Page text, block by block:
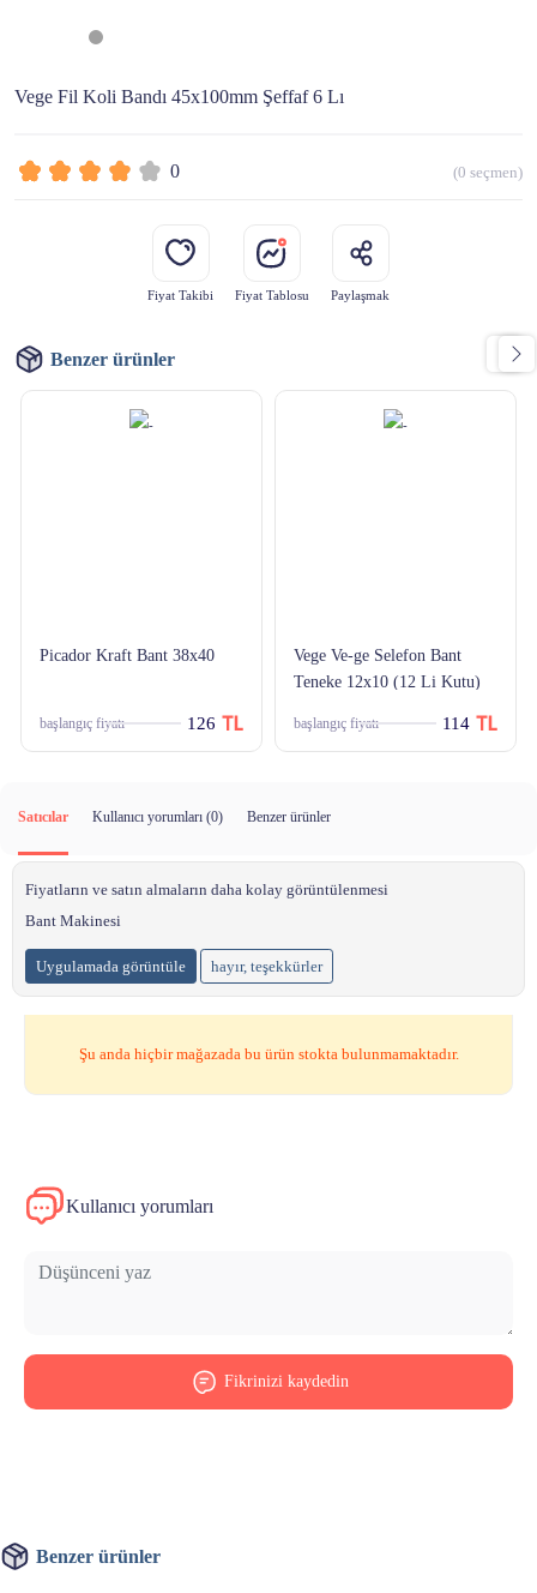
Vege Fil Koli Bandı 45x100mm Şeffaf 6 Lı
0 (0 seçmen)
Fiyat Takibi Fiyat Tablosu Paylaşmak
Benzer ürünler
Picador Kraft Bant 38x40
başlangıç fiyatı 126
Vege Ve-ge Selefon Bant
Teneke 12x10 (12 Li Kutu)
başlangıç fiyatı 114
Satıcılar Kullanıcı yorumları (0) Benzer ürünler
Fiyatların ve satın almaların daha kolay görüntülenmesi
Bant Makinesi
Uygulamada görüntüle hayır, teşekkürler
Şu anda hiçbir mağazada bu ürün stokta bulunmamaktadır.
Kullanıcı yorumları
Fikrinizi kaydedin
Benzer ürünler